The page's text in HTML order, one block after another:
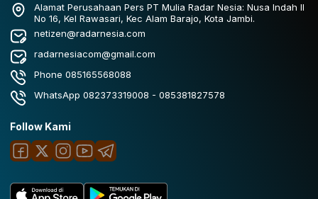
Alamat Perusahaan Pers PT Mulia Radar Nesia: Nusa Indah II
No 16, Kel Rawasari, Kec Alam Barajo, Kota Jambi.
netizen@radarnesia.com
radarnesiacom@gmail.com
Phone 085165568088
WhatsApp 082373319008 - 085381827578
Follow Kami